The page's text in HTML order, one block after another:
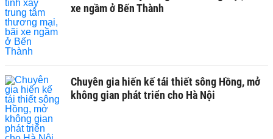
xe ngầm ở Bến Thành
Chuyên gia hiến kế tái thiết sông Hồng, mở
không gian phát triển cho Hà Nội